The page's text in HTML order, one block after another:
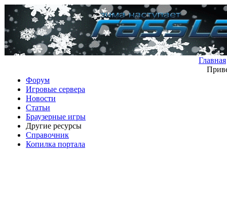
Главная
Форум
Игровые сервера
Новости
Статьи
Браузерные игры
Другие ресурсы
Справочник
Копилка портала